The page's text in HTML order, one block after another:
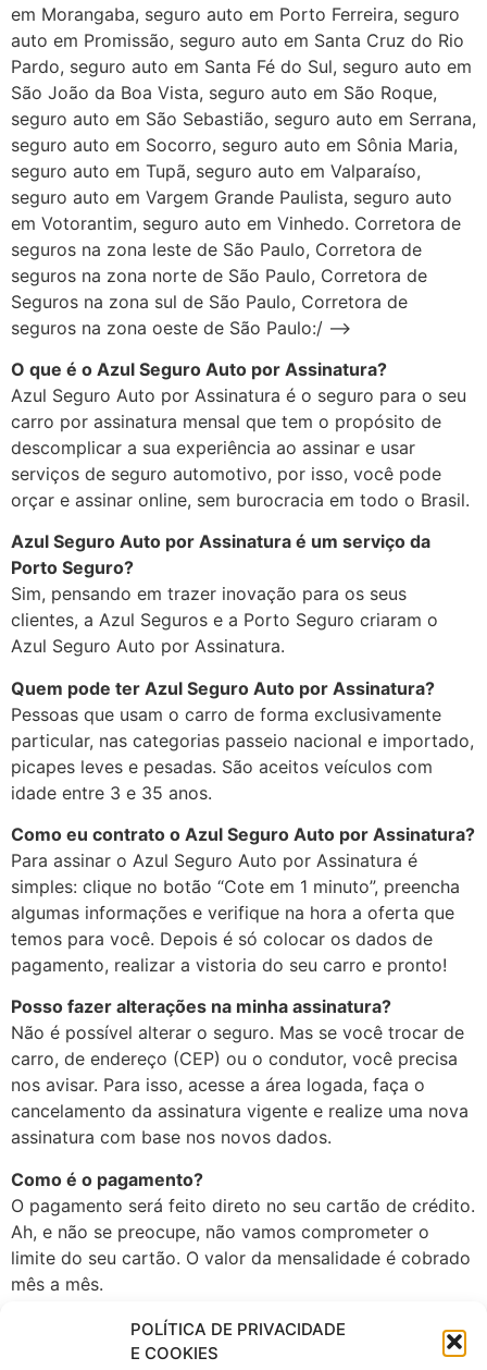
POLÍTICA DE PRIVACIDADE
E COOKIES
em Morangaba, seguro auto em Porto Ferreira, seguro
auto em Promissão, seguro auto em Santa Cruz do Rio
Pardo, seguro auto em Santa Fé do Sul, seguro auto em
São João da Boa Vista, seguro auto em São Roque,
seguro auto em São Sebastião, seguro auto em Serrana,
seguro auto em Socorro, seguro auto em Sônia Maria,
seguro auto em Tupã, seguro auto em Valparaíso,
seguro auto em Vargem Grande Paulista, seguro auto
em Votorantim, seguro auto em Vinhedo. Corretora de
seguros na zona leste de São Paulo, Corretora de
seguros na zona norte de São Paulo, Corretora de
Seguros na zona sul de São Paulo, Corretora de
seguros na zona oeste de São Paulo:/ –>
O que é o Azul Seguro Auto por Assinatura?
Azul Seguro Auto por Assinatura é o seguro para o seu
carro por assinatura mensal que tem o propósito de
descomplicar a sua experiência ao assinar e usar
serviços de seguro automotivo, por isso, você pode
orçar e assinar online, sem burocracia em todo o Brasil.
Azul Seguro Auto por Assinatura é um serviço da
Porto Seguro?
Sim, pensando em trazer inovação para os seus
clientes, a Azul Seguros e a Porto Seguro criaram o
Azul Seguro Auto por Assinatura.
Quem pode ter Azul Seguro Auto por Assinatura?
Pessoas que usam o carro de forma exclusivamente
particular, nas categorias passeio nacional e importado,
picapes leves e pesadas. São aceitos veículos com
idade entre 3 e 35 anos.
Como eu contrato o Azul Seguro Auto por Assinatura?
Para assinar o Azul Seguro Auto por Assinatura é
simples: clique no botão “Cote em 1 minuto”, preencha
algumas informações e verifique na hora a oferta que
temos para você. Depois é só colocar os dados de
pagamento, realizar a vistoria do seu carro e pronto!
Posso fazer alterações na minha assinatura?
Não é possível alterar o seguro. Mas se você trocar de
carro, de endereço (CEP) ou o condutor, você precisa
nos avisar. Para isso, acesse a área logada, faça o
cancelamento da assinatura vigente e realize uma nova
assinatura com base nos novos dados.
Como é o pagamento?
O pagamento será feito direto no seu cartão de crédito.
Ah, e não se preocupe, não vamos comprometer o
limite do seu cartão. O valor da mensalidade é cobrado
mês a mês.
Como cancelar a minha assinatura? Posso cancelar a
qualquer momento?